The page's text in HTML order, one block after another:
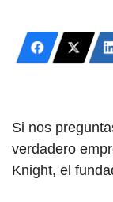
Si nos
verdadero
Knight, el